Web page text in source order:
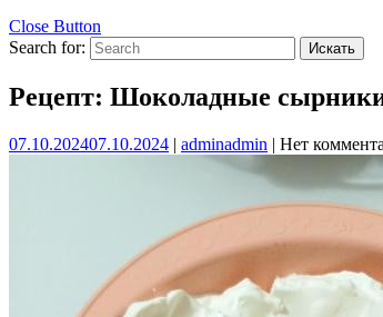
Close Button
Search for:
Рецепт: Шоколадные
07.10.202407.10.2024 | adminadmin | Нет